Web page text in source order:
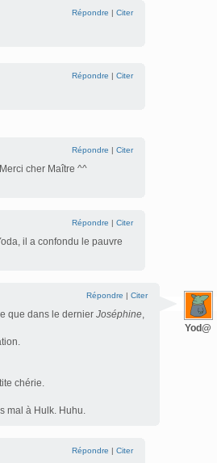
Répondre | Citer
Répondre | Citer
Répondre | Citer
cher Maître ^^
Répondre | Citer
il a confondu le pauvre
Yod@
Répondre | Citer
que dans le dernier Joséphine,
chérie.
mal à Hulk. Huhu.
Répondre | Citer